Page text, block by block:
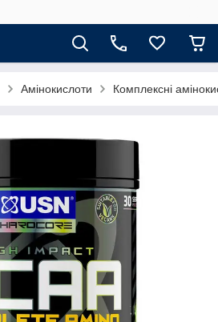
Амінокислоти Комплексні